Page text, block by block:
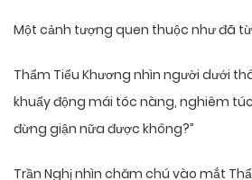
Một cảnh tượng quen thuộc như đã
Thẩm Tiểu Khương nhìn người dưới
khuấy động mái tóc nàng, nghiêm
đừng giận nữa được không?”
Trần Nghị nhìn chăm chú vào mắt